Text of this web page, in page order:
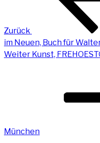
Zurück
im Neu­en, Buch für
Nächster
Weiter Kunst,
München